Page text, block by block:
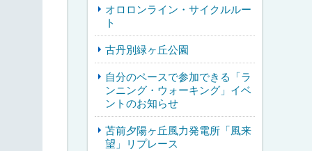
オロロンライン・サイクルルー
ト
古丹別緑ヶ丘公園
自分のペースで参加できる「ラ
ンニング・ウォーキング」イベ
ントのお知らせ
苫前夕陽ヶ丘風力発電所「風来
望」リプレース